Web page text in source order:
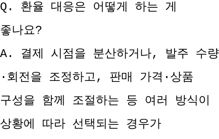
Q. 환율 대응은 어떻게 하는 게
좋나요?
A. 결제 시점을 분산하거나, 발주 수량
·회전을 조정하고, 판매 가격·상품
구성을 함께 조절하는 등 여러 방식이
상황에 따라 선택되는 경우가